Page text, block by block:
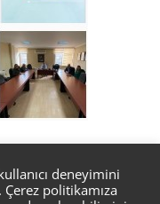
deneyimini
politikamıza